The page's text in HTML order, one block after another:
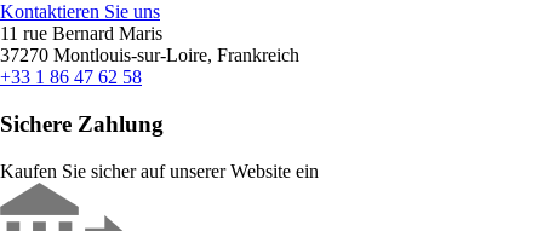
Kontaktieren Sie uns
11 rue Bernard Maris
37270 Montlouis-sur-Loire, Frankreich
+33 1 86 47 62 58
Sichere Zahlung
Kaufen Sie sicher auf unserer Website ein